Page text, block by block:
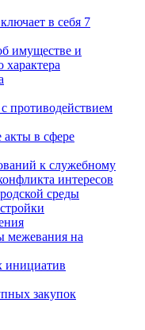
в себя 7
имуществе и
характера
противодействием
в сфере
к служебному
интересов
среды
межевания на
инициатив
закупок